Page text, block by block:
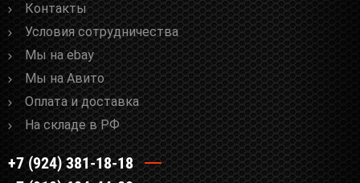
Контакты
Условия сотрудничества
Мы на ebay
Мы на Авито
Оплата и доставка
На складе в РФ
+7 (924) 381-18-18